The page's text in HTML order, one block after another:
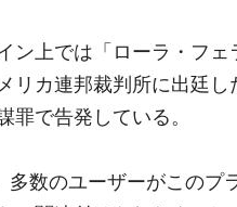
ン上では「ローラ・フ
リカ連邦裁判所に出廷
で告発している。
数のユーザーがこのプ